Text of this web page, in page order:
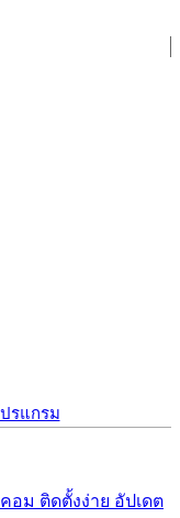
รแกรม
อม ติดตั้งง่าย อัปเดต